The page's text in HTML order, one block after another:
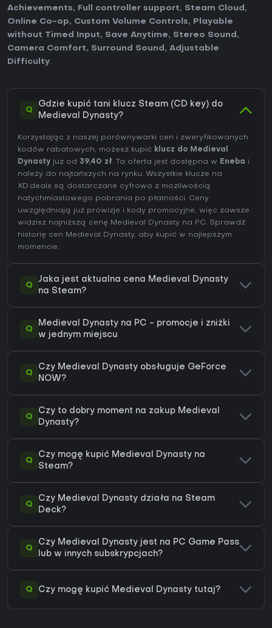
Achievements, Full controller support, Steam Cloud ,
Online Co-op, Custom Volume Controls,
Playable
without Timed Input, Save Anytime, Stereo Sound ,
Camera Comfort, Surround Sound , Adjustable
Difficulty.
Q
Gdzie kupić tani klucz Steam (CD key) do
Medieval Dynasty?
Korzystając z naszej porównywarki cen i zweryfikowanych
kodów rabatowych, możesz kupić klucz do Medieval
Dynasty już od 39,40 zł. Ta oferta jest dostępna w Eneba
i
należy do najtańszych na rynku. Wszystkie klucze na
XD.deals są dostarczane cyfrowo z możliwością
natychmiastowego pobrania po płatności. Ceny
uwzględniają już prowizje i kody promocyjne, więc zawsze
widzisz najniższą cenę Medieval Dynasty na PC. Sprawdź
historię cen Medieval Dynasty, aby kupić w najlepszym
momencie.
Q
Jaka jest aktualna cena Medieval Dynasty
na Steam?
Q
Medieval Dynasty na PC - promocje i zniżki
w jednym miejscu
Q
Czy Medieval Dynasty obsługuje GeForce
NOW?
Q
Czy to dobry moment na zakup Medieval
Dynasty?
Q
Czy mogę kupić Medieval Dynasty na
Steam?
Q
Czy Medieval Dynasty działa na Steam
Deck?
Q
Czy Medieval Dynasty jest na PC Game Pass
lub w innych subskrypcjach?
Q Czy mogę kupić Medieval Dynasty tutaj?